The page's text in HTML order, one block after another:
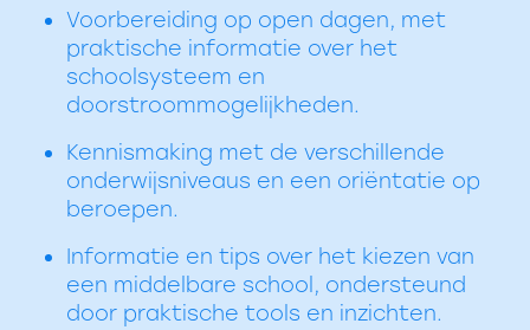
Voorbereiding op open dagen, met
praktische informatie over het
schoolsysteem en
doorstroommogelijkheden.
Kennismaking met de verschillende
onderwijsniveaus en een oriëntatie op
beroepen.
Informatie en tips over het kiezen van
een middelbare school, ondersteund
door praktische tools en inzichten.